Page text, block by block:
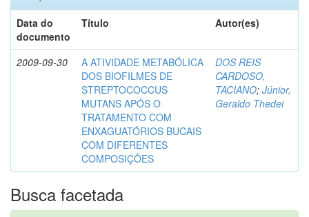
Data do
documento
Título Autor(es)
2009-09-30
A ATIVIDADE METABÓLICA
DOS BIOFILMES DE
STREPTOCOCCUS
MUTANS APÓS O
TRATAMENTO COM
ENXAGUATÓRIOS BUCAIS
COM DIFERENTES
COMPOSIÇÕES
DOS REIS
CARDOSO,
TACIANO; Júnior,
Geraldo Thedei
Busca facetada